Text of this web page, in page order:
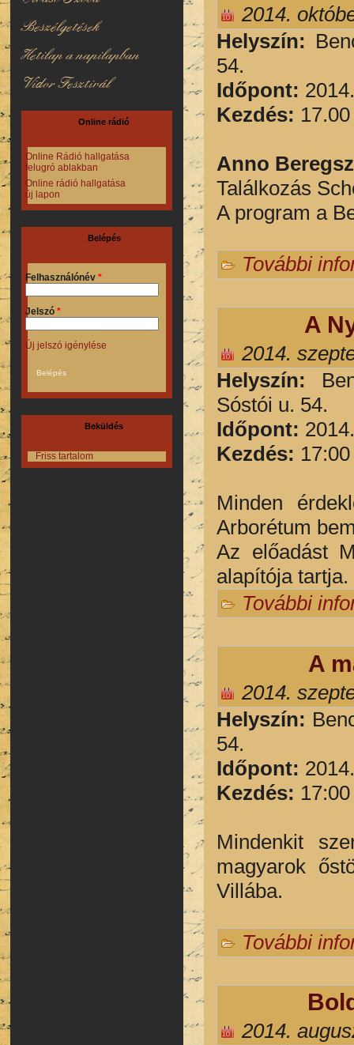
Beszélgetések
Hetilap a napilapban
Vidor Fesztivál
Online rádió
Online Rádió hallgatása
felugró ablakban
Online rádió hallgatása
új lapon
Belépés
Felhasználónév *
Jelszó *
Új jelszó igénylése
Beküldés
Friss tartalom
2014.
Helyszín:
54.
Időpont:
Kezdés: 17.00
Anno
Találkozás
A program a
További
A
2014.
Helyszín:
Sóstói u. 54.
Időpont:
Kezdés: 17:00
Minden
Arborétum
Az előadást
alapítója tartja.
További
A
2014.
Helyszín:
54.
Időpont:
Kezdés: 17:00
Mindenkit
magyarok
Villába.
További
2014.